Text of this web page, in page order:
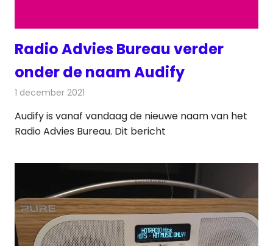
Radio Advies Bureau verder
onder de naam Audify
1 december 2021
Audify is vanaf vandaag de nieuwe naam van het
Radio Advies Bureau. Dit bericht